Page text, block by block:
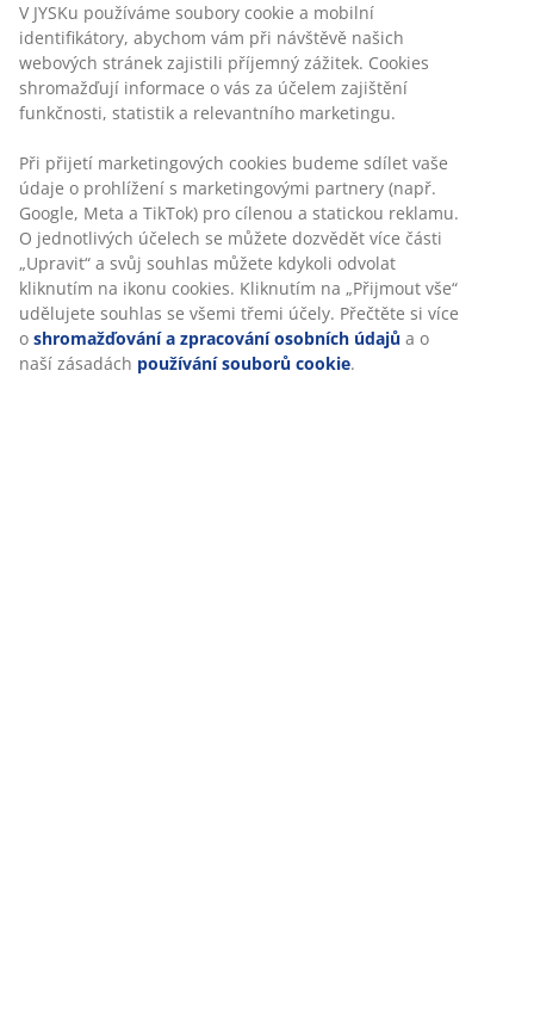
V JYSKu používáme soubory cookie a mobilní
identifikátory, abychom vám při návštěvě našich
webových stránek zajistili příjemný zážitek. Cookies
shromažďují informace o vás za účelem zajištění
funkčnosti, statistik a relevantního marketingu.
Při přijetí marketingových cookies budeme sdílet vaše
údaje o prohlížení s marketingovými partnery (např.
Google, Meta a TikTok) pro cílenou a statickou reklamu.
O jednotlivých účelech se můžete dozvědět více části
„Upravit“ a svůj souhlas můžete kdykoli odvolat
kliknutím na ikonu cookies. Kliknutím na „Přijmout vše“
udělujete souhlas se všemi třemi účely. Přečtěte si více
o shromažďování a zpracování osobních údajů a o
naší zásadách používání souborů cookie.